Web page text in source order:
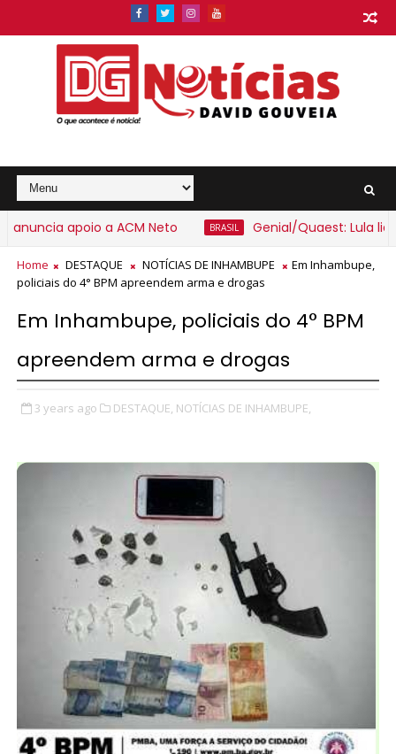
apoio a ACM Neto BRASIL Genial/Quaest: Lula lidera
Home DESTAQUE NOTÍCIAS DE INHAMBUPE
Em Inhambupe,
policiais do 4° BPM apreendem arma e drogas
Em Inhambupe, policiais do 4° BPM
apreendem arma e drogas
3 years ago DESTAQUE, NOTÍCIAS DE INHAMBUPE,